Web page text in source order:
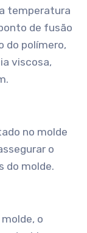
temperatura
de fusão
do polímero,
viscosa,
no molde
o
do molde.
o